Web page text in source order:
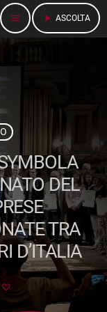
menu play_arrow ASCOLTA
DEL
TRA
D’ITALIA